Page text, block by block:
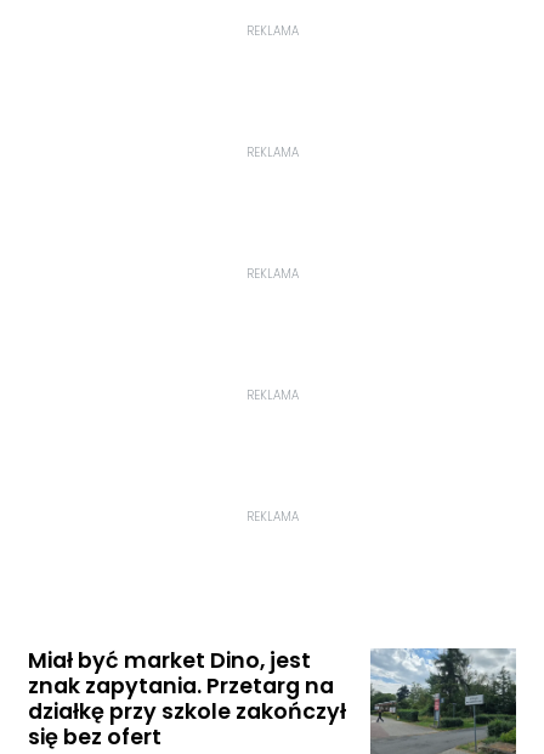
REKLAMA
REKLAMA
REKLAMA
REKLAMA
REKLAMA
Miał być market Dino, jest
znak zapytania. Przetarg na
działkę przy szkole zakończył
się bez ofert